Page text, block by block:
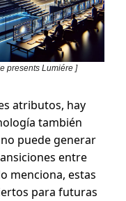
presents Lumiére ]
atributos, hay
también
puede generar
entre
menciona, estas
para futuras